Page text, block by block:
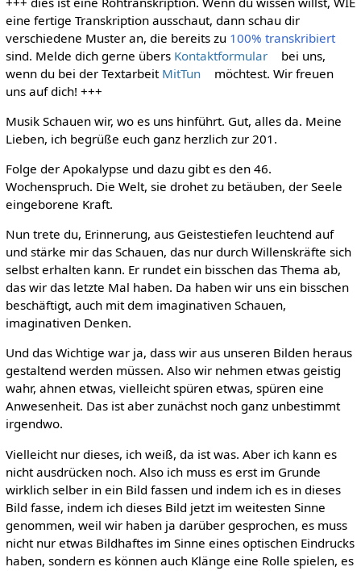
eine fertige Transkription ausschaut, dann schau dir
verschiedene Muster an, die bereits zu 100% transkribiert
sind. Melde dich gerne übers Kontaktformular
bei uns,
wenn du bei der Textarbeit MitTun
möchtest. Wir freuen
uns auf dich! +++
Musik Schauen wir, wo es uns hinführt. Gut, alles da. Meine
Lieben, ich begrüße euch ganz herzlich zur 201.
Folge der Apokalypse und dazu gibt es den 46.
Wochenspruch. Die Welt, sie drohet zu betäuben, der Seele
eingeborene Kraft.
Nun trete du, Erinnerung, aus Geistestiefen leuchtend auf
und stärke mir das Schauen, das nur durch Willenskräfte sich
selbst erhalten kann. Er rundet ein bisschen das Thema ab,
das wir das letzte Mal haben. Da haben wir uns ein bisschen
beschäftigt, auch mit dem imaginativen Schauen,
imaginativen Denken.
Und das Wichtige war ja, dass wir aus unseren Bilden heraus
gestaltend werden müssen. Also wir nehmen etwas geistig
wahr, ahnen etwas, vielleicht spüren etwas, spüren eine
Anwesenheit. Das ist aber zunächst noch ganz unbestimmt
irgendwo.
Vielleicht nur dieses, ich weiß, da ist was. Aber ich kann es
nicht ausdrücken noch. Also ich muss es erst im Grunde
wirklich selber in ein Bild fassen und indem ich es in dieses
Bild fasse, indem ich dieses Bild jetzt im weitesten Sinne
genommen, weil wir haben ja darüber gesprochen, es muss
nicht nur etwas Bildhaftes im Sinne eines optischen Eindrucks
haben, sondern es können auch Klänge eine Rolle spielen, es